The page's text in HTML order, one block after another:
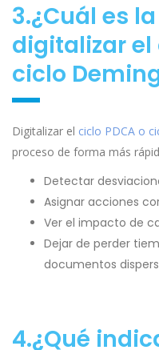
3.¿Cuál es
digitalizar el
ciclo
Digitalizar el ciclo PDCA o
proceso de forma más
Detectar
Asignar acciones
Ver el impacto de
Dejar de perder
documentos
4.¿Qué